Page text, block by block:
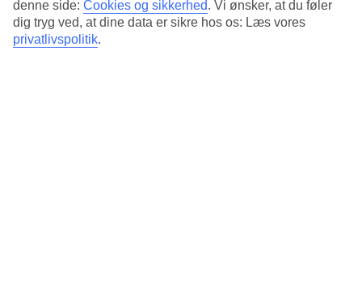
10/13
denne side: Cookies og sikkerhed. Vi ønsker, at du føler
dig tryg ved, at dine data er sikre hos os: Læs vores
privatlivspolitik.